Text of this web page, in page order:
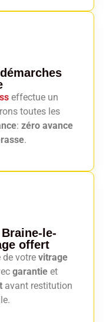
effectue un
toutes les
: zéro avance
.
le-
offert
de votre vitrage
garantie et
avant restitution